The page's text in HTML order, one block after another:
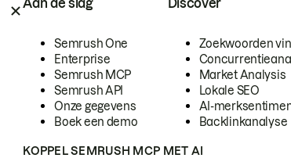
Aan de slag
Semrush One
Enterprise
Semrush MCP
Semrush API
Onze gegevens
Boek een demo
Discover
Zoekwoorden
Market Analysis
Lokale SEO
AI-
Backlinkanalyse
KOPPEL SEMRUSH MCP MET AI